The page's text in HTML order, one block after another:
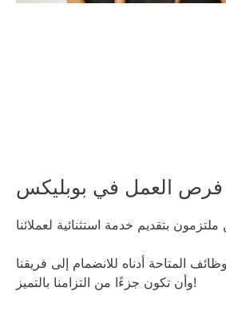
العمل في بوبليكس
المتاحة أدناه للانضمام إلى فريقنا
وأن تكون جزءًا من التزامنا بالتميز!